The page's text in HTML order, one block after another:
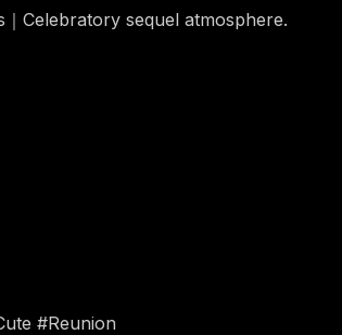
Celebratory sequel atmosphere.
#Reunion